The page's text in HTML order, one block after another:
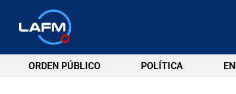
ORDEN PÚBLICO POLÍTICA